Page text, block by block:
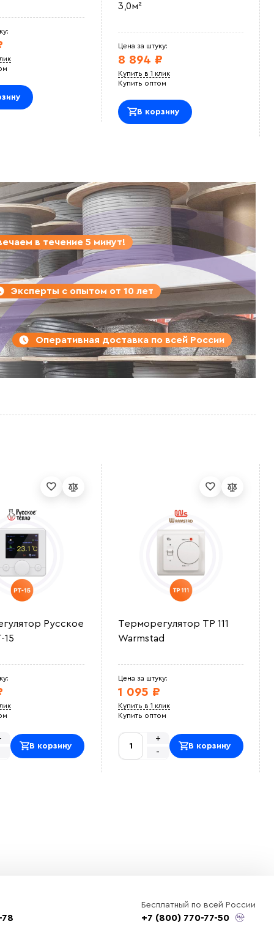
3,0м²
Цена за штуку:
8 894 ₽
Купить в 1 клик
Купить оптом
В корзину
в течение 5 минут!
Эксперты с опытом от 10 лет
Оперативная доставка по всей России
Русское
15
В корзину
Терморегулятор ТР 111
Warmstad
Цена за штуку:
1 095 ₽
Купить в 1 клик
Купить оптом
-
+
В корзину
Бесплатный по всей России
+7 (800) 770-77-50